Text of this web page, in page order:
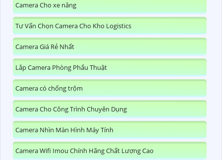
Camera Cho xe nâng
Tư Vấn Chọn Camera Cho Kho Logistics
Camera Giá Rẻ Nhất
Lắp Camera Phòng Phẩu Thuật
Camera có chống trộm
Camera Cho Công Trình Chuyên Dụng
Camera Nhìn Màn Hình Máy Tính
Camera Wifi Imou Chính Hãng Chất Lượng Cao